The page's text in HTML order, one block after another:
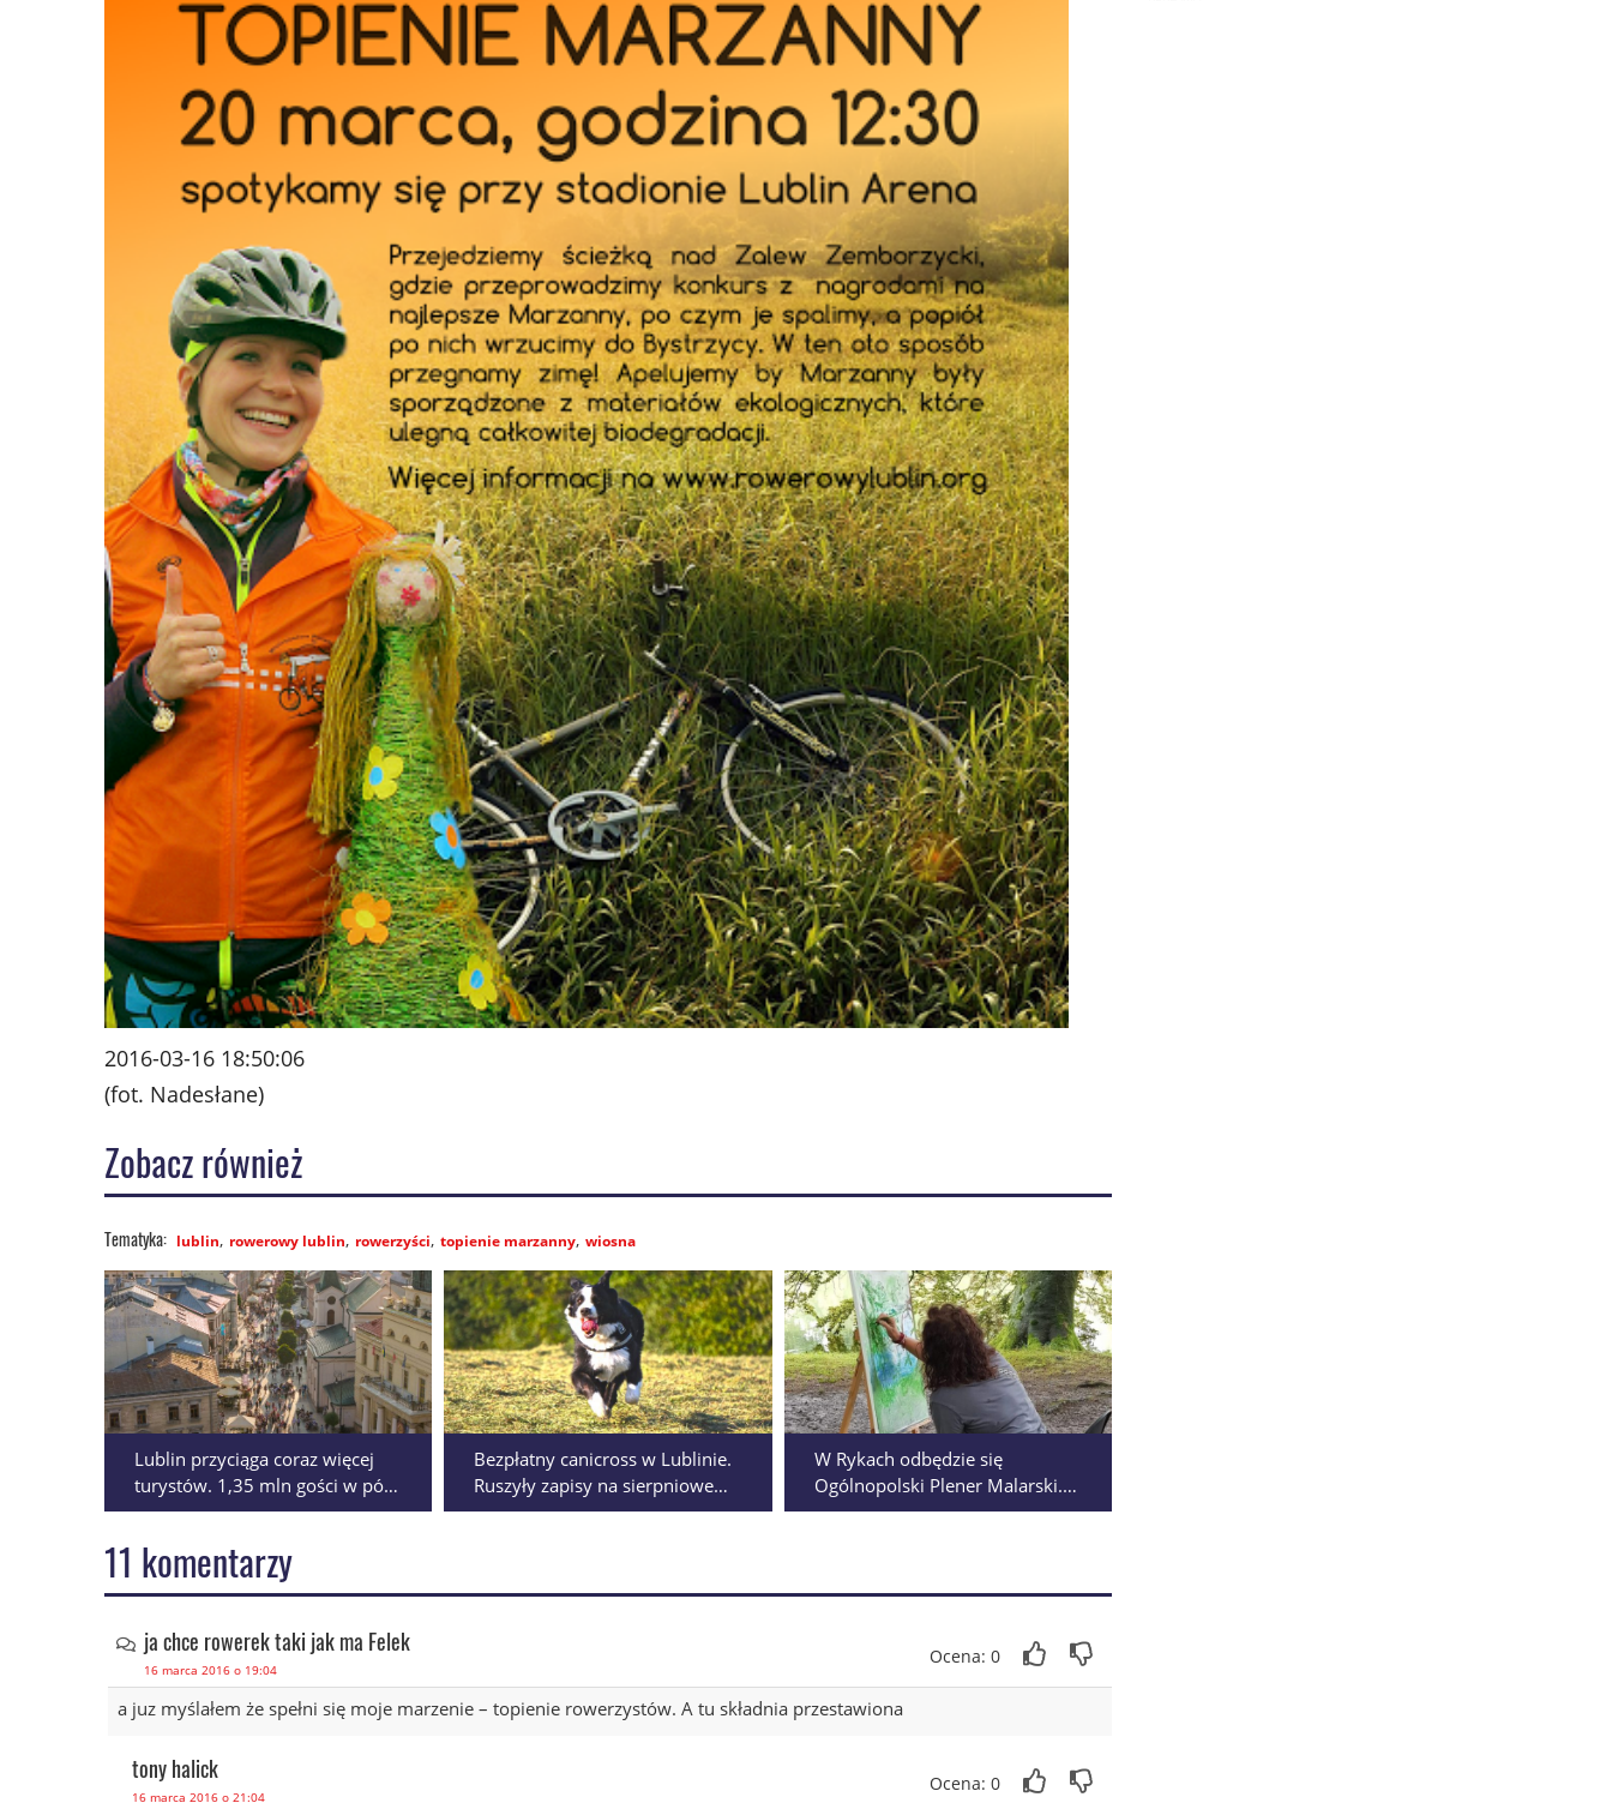
2016-03-16 18:50:06
(fot. Nadesłane)
Zobacz również
lublin rowerowy lublin rowerzyści topienie marzanny wiosna
Lublin przyciąga coraz więcej
turystów. 1,35 mln gości w pół
roku
Bezpłatny canicross w Lublinie.
Ruszyły zapisy na sierpniowe
treningi z psami
W Rykach odbędzie się
Ogólnopolski Plener Malarski.
Zapisy wciąż trwają
11 komentarzy
ja chce rowerek taki jak ma Felek
16 marca 2016 o 19:04
Ocena: 0
a juz myślałem że spełni się moje marzenie – topienie rowerzystów. A tu składnia przestawiona
tony halick
16 marca 2016 o 21:04
Ocena: 0